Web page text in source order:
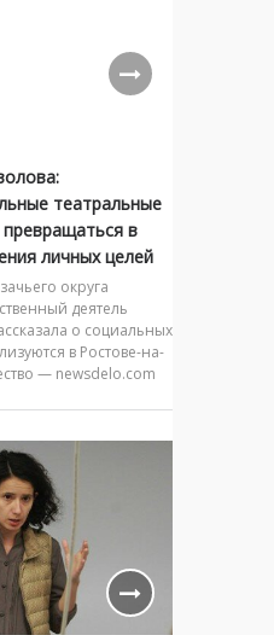
театральные
в
личных целей
округа
деятель
о социальных
в Ростове-на-
— newsdelo.com